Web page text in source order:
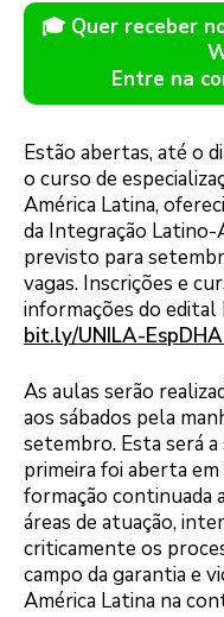
🎓 Quer receber
Entre na
Estão abertas, até o
o curso de
América Latina,
da Integração Latino-
previsto para
vagas. Inscrições e
informações do edital
bit.ly/UNILA-
As aulas serão
aos sábados pela
setembro. Esta será
primeira foi aberta
formação continuada
áreas de atuação,
criticamente os
campo da garantia e
América Latina na